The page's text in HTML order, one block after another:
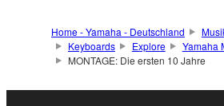
Home - Yamaha - Deutschland
Keyboards
Explore
Yamaha
MONTAGE: Die ersten 10 Jahre